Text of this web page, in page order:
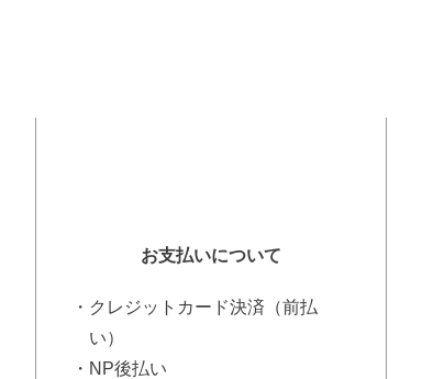
お支払いについて
・クレジットカード決済（前払
い）
・NP後払い